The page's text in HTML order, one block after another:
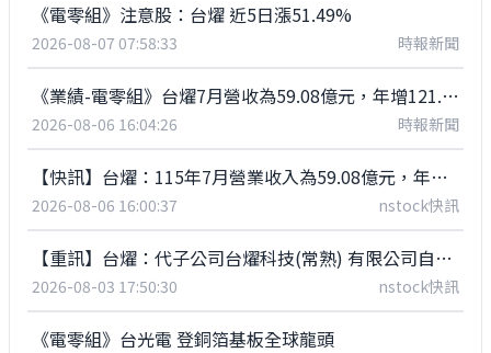
《電零組》注意股：台燿 近5日漲51.49%
2026-08-07 07:58:33 時報新聞
《業績-電零組》台燿7月營收為59.08億元，年增121.52%
2026-08-06 16:04:26 時報新聞
【快訊】台燿：115年7月營業收入為59.08億元，年增121.52%
2026-08-06 16:00:37 nstock快訊
【重訊】台燿：代子公司台燿科技(常熟) 有限公司自地委建廠房公告
2026-08-03 17:50:30 nstock快訊
《電零組》台光電 登銅箔基板全球龍頭